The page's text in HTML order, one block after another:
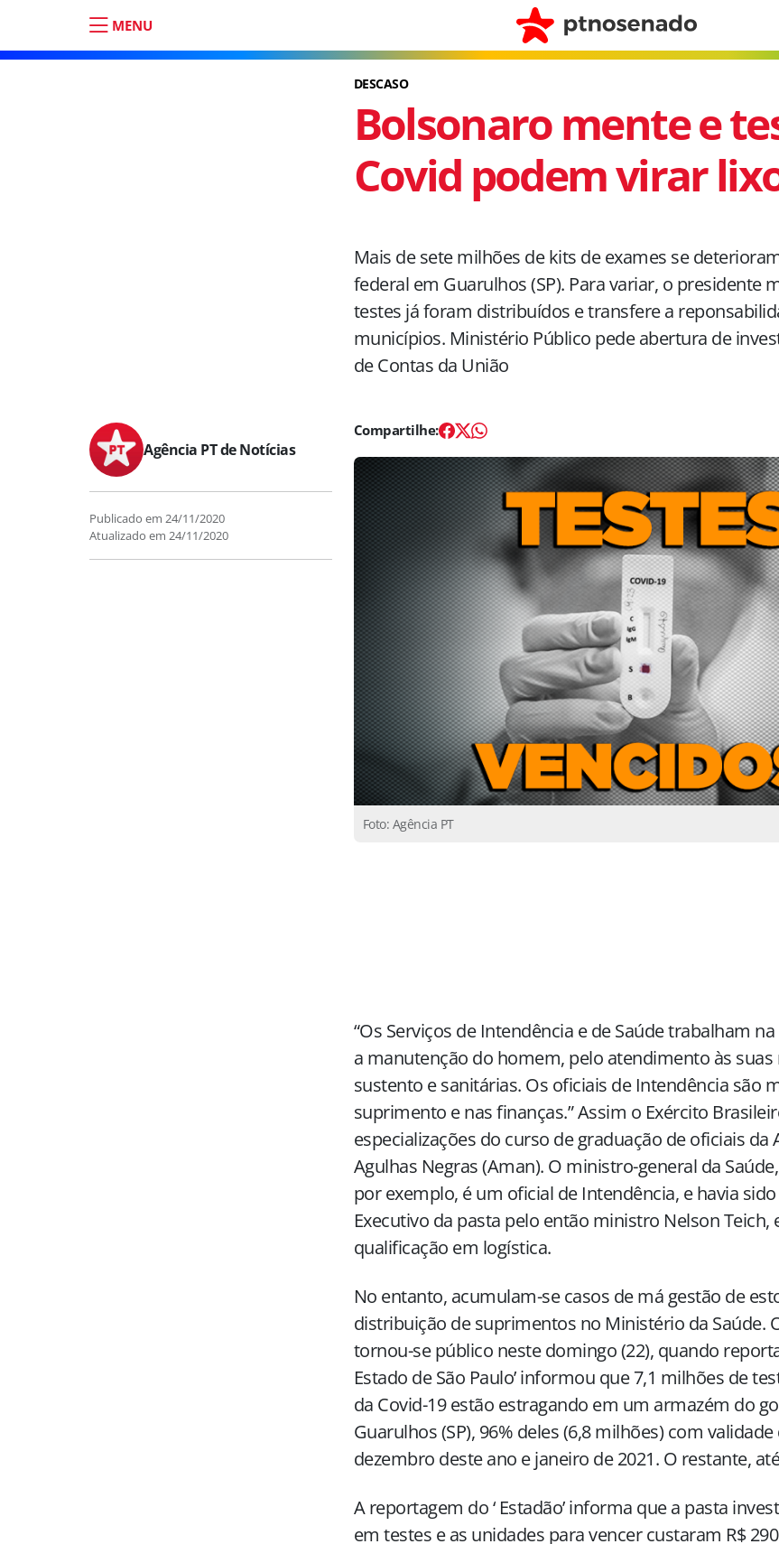
MENU
DESCASO
Bolsonaro mente e
Covid podem virar
Mais de sete milhões de kits de exames se
federal em Guarulhos (SP). Para variar, o presidente
testes já foram distribuídos e transfere a
municípios. Ministério Público pede abertura de
de Contas da União
Agência PT de Notícias
Publicado em 24/11/2020
Atualizado em 24/11/2020
Foto: Agência PT
“Os Serviços de Intendência e de Saúde trabalham
a manutenção do homem, pelo atendimento às suas
sustento e sanitárias. Os oficiais de Intendência são
suprimento e nas finanças.” Assim o Exército
especializações do curso de graduação de oficiais da
Agulhas Negras (Aman). O ministro-general da
por exemplo, é um oficial de Intendência, e havia
Executivo da pasta pelo então ministro Nelson Teich,
qualificação em logística.
No entanto, acumulam-se casos de má gestão de
distribuição de suprimentos no Ministério da Saúde.
tornou-se público neste domingo (22), quando
Estado de São Paulo’ informou que 7,1 milhões de
da Covid-19 estão estragando em um armazém do
Guarulhos (SP), 96% deles (6,8 milhões) com
dezembro deste ano e janeiro de 2021. O restante,
A reportagem do ‘ Estadão’ informa que a pasta
em testes e as unidades para vencer custaram R$